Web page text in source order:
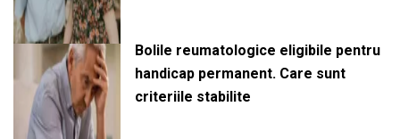
Bolile reumatologice eligibile pentru
handicap permanent. Care sunt
criteriile stabilite